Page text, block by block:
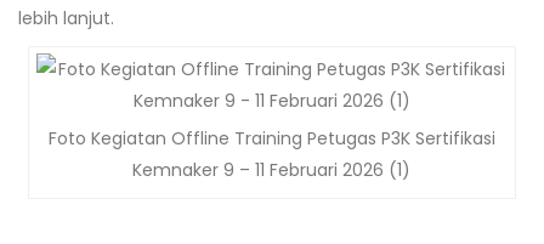
lebih lanjut.
Foto Kegiatan Offline Training Petugas P3K Sertifikasi
Kemnaker 9 – 11 Februari 2026 (1)